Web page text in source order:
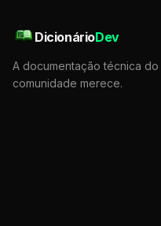
DicionárioDev
A documentação técnica
comunidade merece.